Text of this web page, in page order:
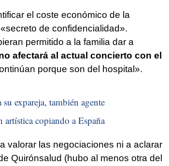
el coste económico de la
de confidencialidad».
permitido a la familia dar a
afectará al actual concierto con el
porque son del hospital».
expareja, también agente
artística copiando a España
valorar las negociaciones ni a aclarar
Quirónsalud (hubo al menos otra del